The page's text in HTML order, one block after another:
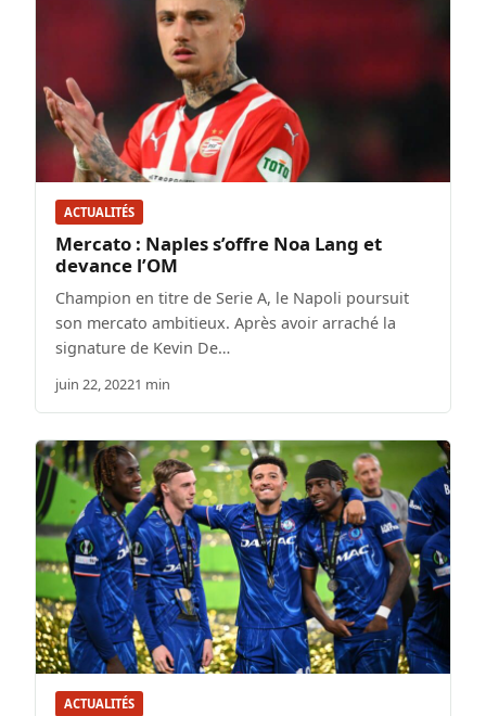
ACTUALITÉS
Mercato : Naples s’offre Noa Lang et
devance l’OM
Champion en titre de Serie A, le Napoli poursuit
son mercato ambitieux. Après avoir arraché la
signature de Kevin De…
juin 22, 20221 min
ACTUALITÉS